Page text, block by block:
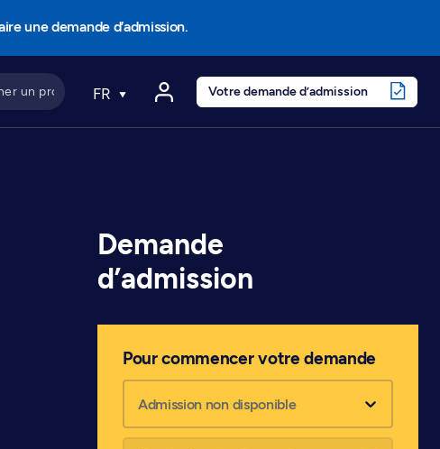
une demande d’admission.
FR Votre demande d’admission
Demande
d’admission
Pour commencer votre demande
Admission non disponible